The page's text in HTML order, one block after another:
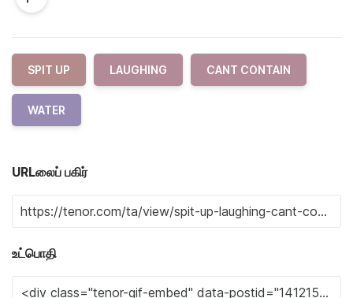
SPIT UP LAUGHING CANT CONTAIN
WATER
URLலைப் பகிர்
உட்பொதி